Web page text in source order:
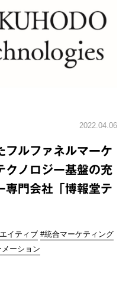
2022.04.06
フルファネルマーケ
クノロジー基盤の充
専門会社「博報堂テ
イティブ #統合マーケティング
ーション